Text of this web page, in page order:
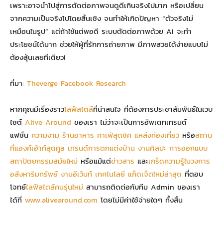
เพราะอาจนำไปสู่การตัดต่อภาพจนดูดีเกินจริงไปมาก หรือเปลี่ยน
จากความเป็นจริงไปโดยสิ้นเชิง จนทำให้เกิดปัญหา “ตัวจริงไม่
เหมือนในรูป” แต่ถ้าใช้แต่พอดี ระบบตัดต่อภาพด้วย AI จะทำ
ประโยชน์ได้มาก ช่วยให้ผู้ที่รักการถ่ายภาพ มีภาพสวยได้ง่ายแบบไม่
ต้องลุ้นเลยทีเดียว!
ที่มา: Theverge Facebook Research
หากคุณมีเรื่องราวไลฟ์สไตล์ที่น่าสนใจ ที่ต้องการประชาสัมพันธ์ในเวบ
ไซต์ Alive Around ของเรา ไม่ว่าจะเป็นการอัพเดทเทรนด์
แฟชั่น ความงาม ร้านอาหาร คาเฟ่สุดชิค แหล่งท่องเที่ยว หรือสถาน
ที่แฮงค์เอ้าท์สุดคูล เทรนด์การตกแต่งบ้าน งานศิลปะ การออกแบบ
สถาปัตยกรรมสมัยใหม่ หรือแม้แต่ข่าวสาร และเกร็ดความรู้ในวงการ
อสังหาริมทรัพย์ งานอีเว้นท์ เทคโนโลยี แก็ดเจ็ตใหม่ล่าสุด ที่ตอบ
โจทย์ไลฟ์สไตล์คนรุ่นใหม่ สามารถติดต่อกับทีม Admin ของเรา
ได้ที่ www.alivearound.com โดยไม่มีค่าใช้จ่ายใดๆ ทั้งสิ้น